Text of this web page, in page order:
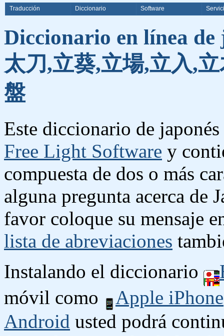
Traducción Diccionario Software
Diccionario en línea
太刀,立葵,立場,立入,
盤
Este diccionario de
Free Light Software y
compuesta de dos o más
alguna pregunta acerca de
favor coloque su mensaje
lista de abreviaciones
Instalando el diccionario
móvil como
Apple iPhone
Android usted podrá